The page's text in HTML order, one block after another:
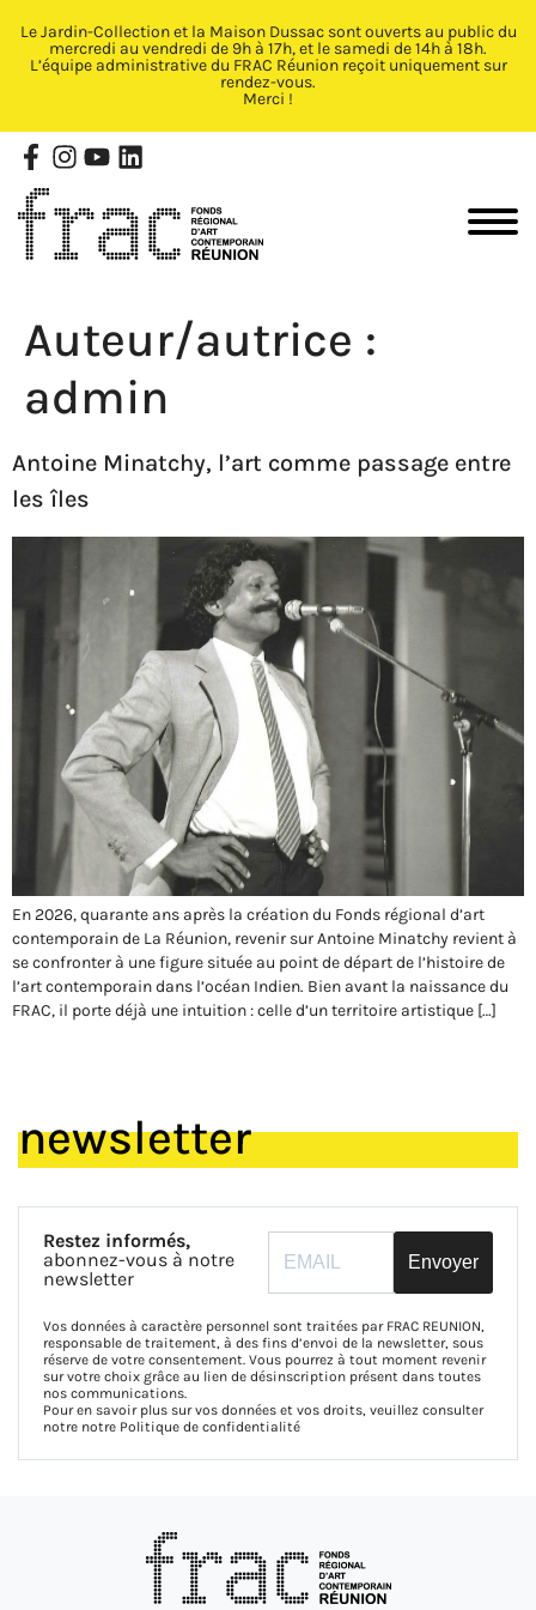
Fermer X
Le Jardin-Collection et la Maison Dussac sont ouverts au public du
mercredi au vendredi de 9h à 17h, et le samedi de 14h à 18h.
L’équipe administrative du FRAC Réunion reçoit uniquement sur
rendez-vous.
Merci !
Auteur/autrice :
admin
Antoine Minatchy, l’art comme passage entre
les îles
En 2026, quarante ans après la création du Fonds régional d’art
contemporain de La Réunion, revenir sur Antoine Minatchy revient à
se confronter à une figure située au point de départ de l’histoire de
l’art contemporain dans l’océan Indien. Bien avant la naissance du
FRAC, il porte déjà une intuition : celle d’un territoire artistique […]
newsletter
Restez informés,
abonnez-vous à notre
newsletter
Envoyer
Vos données à caractère personnel sont traitées par FRAC REUNION,
responsable de traitement, à des fins d’envoi de la newsletter, sous
réserve de votre consentement. Vous pourrez à tout moment revenir
sur votre choix grâce au lien de désinscription présent dans toutes
nos communications.
Pour en savoir plus sur vos données et vos droits, veuillez consulter
notre notre Politique de confidentialité